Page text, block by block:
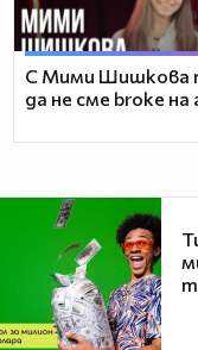
С Мими Шишкова
да не сме broke